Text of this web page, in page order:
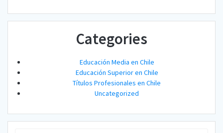
Categories
Educación Media en Chile
Educación Superior en Chile
Títulos Profesionales en Chile
Uncategorized